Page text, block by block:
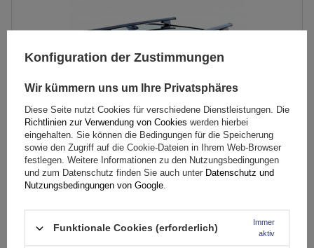
Dachträger G3 CL 61.130 universell für traditionelle und
integrierte Stahlreling
98,99 €inkl. MwSt
Konfiguration der Zustimmungen
Wir kümmern uns um Ihre Privatsphäres
Diese Seite nutzt Cookies für verschiedene Dienstleistungen. Die
Richtlinien zur Verwendung von Cookies werden hierbei
eingehalten. Sie können die Bedingungen für die Speicherung
sowie den Zugriff auf die Cookie-Dateien in Ihrem Web-Browser
festlegen. Weitere Informationen zu den Nutzungsbedingungen
und zum Datenschutz finden Sie auch unter Datenschutz und
Nutzungsbedingungen von Google.
Funktionale Cookies (erforderlich)
Immer
aktiv